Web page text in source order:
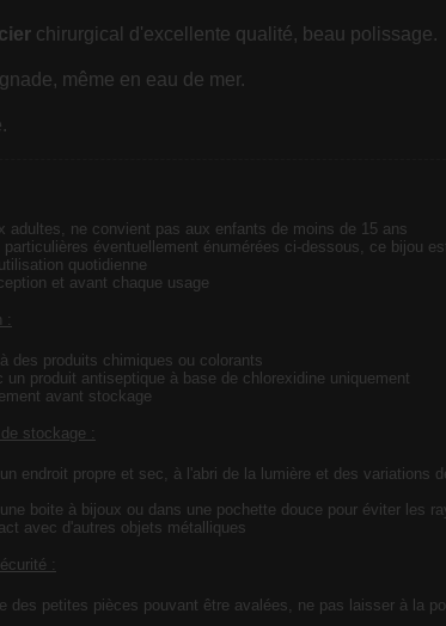
chirurgical d'excellente qualité, beau polissage.
même en eau de mer.
adultes, ne convient pas aux enfants de moins de 15 ans
éventuellement énumérées ci-dessous, ce bijou
quotidienne
et avant chaque usage
:
des produits chimiques ou colorants
un produit antiseptique à base de chlorexidine uniquement
avant stockage
stockage :
endroit propre et sec, à l'abri de la lumière et des variations
boite à bijoux ou dans une pochette douce pour éviter les
avec d'autres objets métalliques
:
des petites pièces pouvant être avalées, ne pas laisser à la